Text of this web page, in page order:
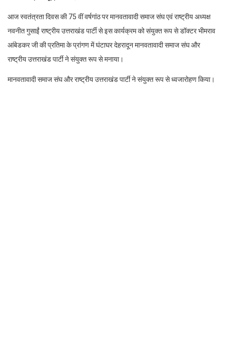
आज स्वतंत्रता दिवस की 75 वीं वर्षगांठ पर मानवतावादी समाज संघ एवं राष्ट्रीय अध्यक्ष
नवनीत गुसाईं राष्ट्रीय उत्तराखंड पार्टी से इस कार्यक्रम को संयुक्त रूप से डॉक्टर भीमराव
आंबेडकर जी की प्रतिमा के प्रांगण में घंटाघर देहरादून मानवतावादी समाज संघ और
राष्ट्रीय उत्तराखंड पार्टी ने संयुक्त रूप से मनाया।
मानवतावादी समाज संघ और राष्ट्रीय उत्तराखंड पार्टी ने संयुक्त रूप से ध्वजारोहण किया।